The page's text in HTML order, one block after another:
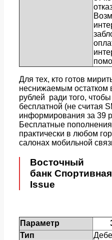
Для тех, кто готов
неснижаемым остатком
рублей ради того,
бесплатной (не считая
информирования за 39
Бесплатные
практически в любом
салонах мобильной
Восточный
банк
Issue
Параметр
Тип